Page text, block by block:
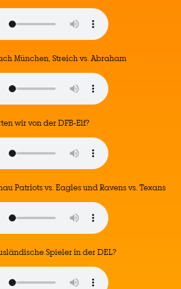
München, Streich vs. Abraham
wir von der DFB-Elf?
Patriots vs. Eagles und Ravens vs. Texans
Spieler in der DEL?